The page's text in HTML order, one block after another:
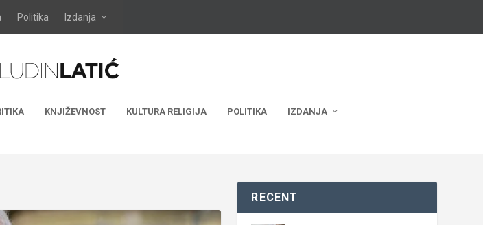
Politika Izdanja
KNJIŽEVNOST KULTURA RELIGIJA POLITIKA IZDANJA
RECENT